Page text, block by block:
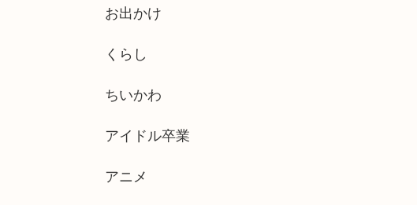
お出かけ
くらし
ちいかわ
アイドル卒業
アニメ